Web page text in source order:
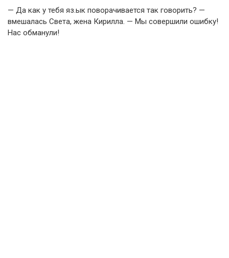
— Да как у тебя яз.ык поворачивается так говорить? —
вмешалась Света, жена Кирилла. — Мы совершили ошибку!
Нас обманули!